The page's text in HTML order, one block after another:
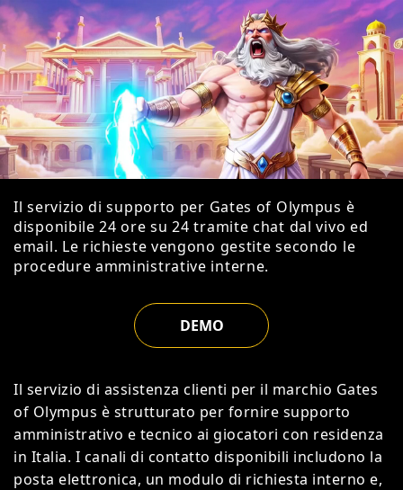
Il servizio di supporto per Gates of Olympus è
disponibile 24 ore su 24 tramite chat dal vivo ed
email. Le richieste vengono gestite secondo le
procedure amministrative interne.
DEMO
Il servizio di assistenza clienti per il marchio Gates
of Olympus è strutturato per fornire supporto
amministrativo e tecnico ai giocatori con residenza
in Italia. I canali di contatto disponibili includono la
posta elettronica, un modulo di richiesta interno e,